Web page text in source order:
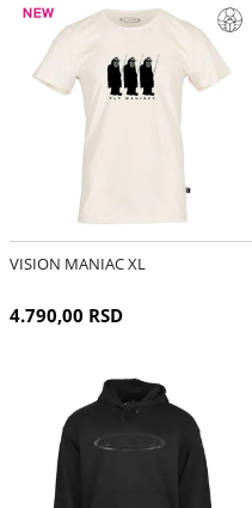
VISION MANIAC XL
4.790,00 RSD